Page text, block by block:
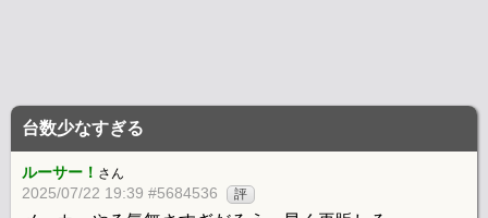
台数少なすぎる
ルーサー！ さん
2025/07/22 19:39 #5684536 評